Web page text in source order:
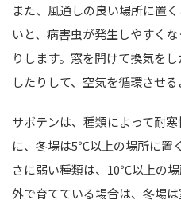
また、風通しの良い場所に置
いと、病害虫が発生しやすく
りします。窓を開けて換気を
したりして、空気を循環させる
サボテンは、種類によって耐
に、冬場は5℃以上の場所に置
さに弱い種類は、10℃以上の
外で育てている場合は、冬場